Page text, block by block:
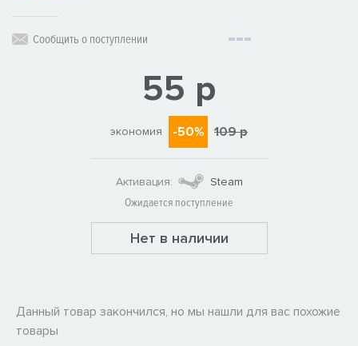
Сообщить о поступлении
55 р
экономия -50% 109 р
Активация:
Steam
Ожидается поступление
Нет в наличии
Данный товар закончился, но мы нашли для вас похожие
товары